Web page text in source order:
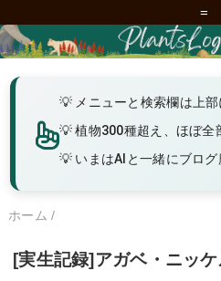
=
メニューと検索欄は上部
植物300種超え、ほぼ全
いまはAIと一緒にブロ
ホーム /
[実生記録]アガベ・ニッ